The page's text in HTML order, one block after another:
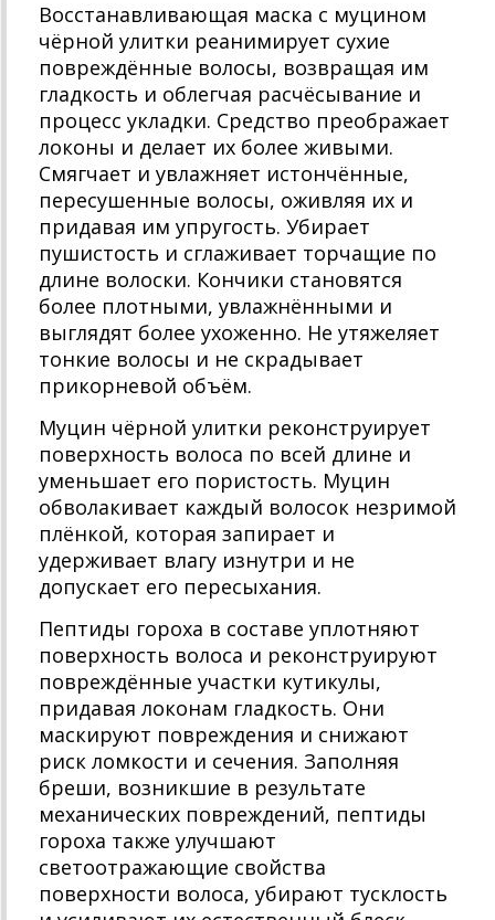
Восстанавливающая маска с муцином
чёрной улитки реанимирует сухие
повреждённые волосы, возвращая им
гладкость и облегчая расчёсывание и
процесс укладки. Средство преображает
локоны и делает их более живыми.
Смягчает и увлажняет истончённые,
пересушенные волосы, оживляя их и
придавая им упругость. Убирает
пушистость и сглаживает торчащие по
длине волоски. Кончики становятся
более плотными, увлажнёнными и
выглядят более ухоженно. Не утяжеляет
тонкие волосы и не скрадывает
прикорневой объём.
Муцин чёрной улитки реконструирует
поверхность волоса по всей длине и
уменьшает его пористость. Муцин
обволакивает каждый волосок незримой
плёнкой, которая запирает и
удерживает влагу изнутри и не
допускает его пересыхания.
Пептиды гороха в составе уплотняют
поверхность волоса и реконструируют
повреждённые участки кутикулы,
придавая локонам гладкость. Они
маскируют повреждения и снижают
риск ломкости и сечения. Заполняя
бреши, возникшие в результате
механических повреждений, пептиды
гороха также улучшают
светоотражающие свойства
поверхности волоса, убирают тусклость